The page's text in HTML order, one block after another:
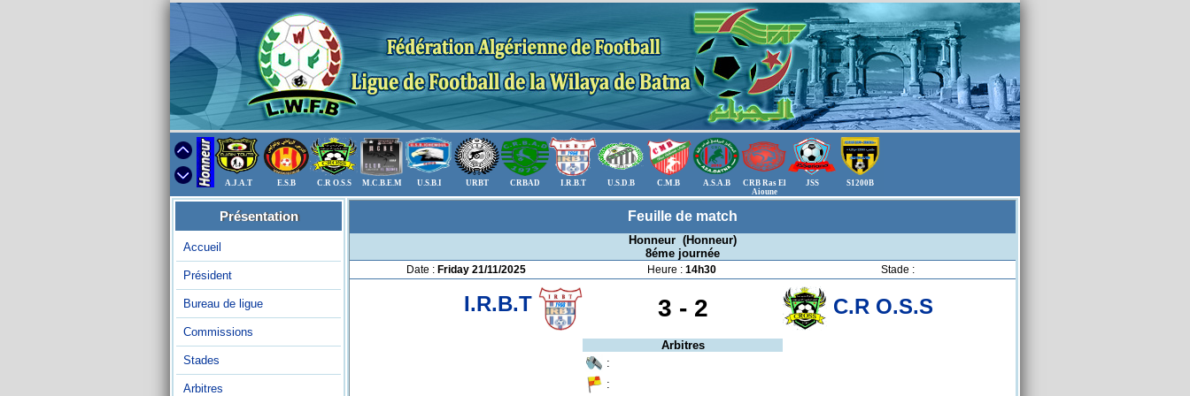
A.J.A.T E.S.B C.R O.S.S M.C.B.E.M U.S.B.I URBT CRBAD I.R.B.T U.S.D.B C.M.B A.S.A.B
CRB Ras El
Aioune
JSS S1200B
Présentation
Accueil
Président
Bureau de ligue
Commissions
Stades
Arbitres
Feuille de match
Honneur (Honneur)
8éme journée
Date : Friday 21/11/2025 Heure : 14h30 Stade :
I.R.B.T 3 -2 C.R O.S.S
Arbitres
:
: